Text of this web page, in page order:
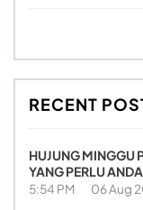
RECENT
HUJUNG MINGGU
YANG PERLU
5:54 PM 06 Aug